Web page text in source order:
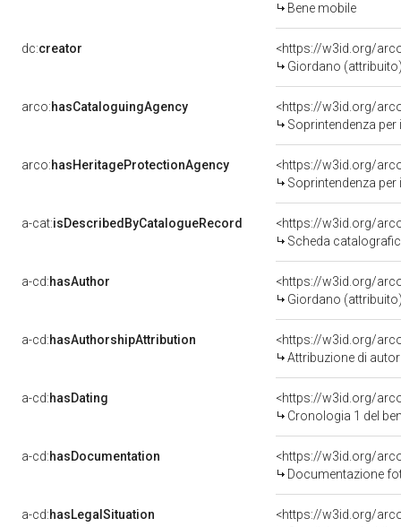
Bene mobile
dc:creator
<https://w3id.org/
Giordano
arco:hasCataloguingAgency
<https://w3id.org/
Soprintendenza
arco:hasHeritageProtectionAgency
<https://w3id.org/
Soprintendenza
a-cat:isDescribedByCatalogueRecord
<https://w3id.org/
Scheda
a-cd:hasAuthor
<https://w3id.org/
Giordano
a-cd:hasAuthorshipAttribution
<https://w3id.org/
Attribuzione di
a-cd:hasDating
<https://w3id.org/
Cronologia 1 del
a-cd:hasDocumentation
Documentazione
a-cd:hasLegalSituation